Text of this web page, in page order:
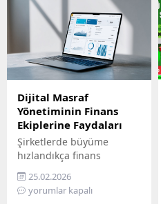
çekiyor. Resmi işlemlerden
kargo gönderilerine, e-
ticaretten adres
kayıtlarına kadar birçok
alanda doğru posta
kodunun kullanılması
büyük önem taşıyor.
Vatandaşlar tarafından
sıkça araştırılan “Mersin
Mezitli posta kodu”
konusu için güncel
bilgileri derledik. Akdeniz
kıyısında...
Dijital Masraf
Yönetiminin Finans
Ekiplerine Faydaları
Şirketlerde büyüme
hızlandıkça finans
operasyonel yük de aynı
oranda artar. Özellikle
25.02.2026
yorumlar kapalı